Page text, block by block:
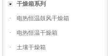
干燥箱系列
· 电热恒温鼓风干燥箱
· 电热恒温干燥箱
· 土壤干燥箱